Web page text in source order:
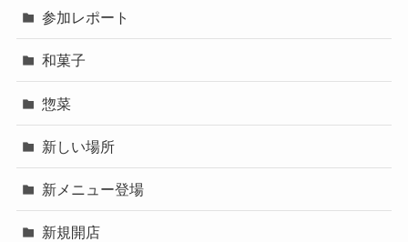
参加レポート
和菓子
惣菜
新しい場所
新メニュー登場
新規開店